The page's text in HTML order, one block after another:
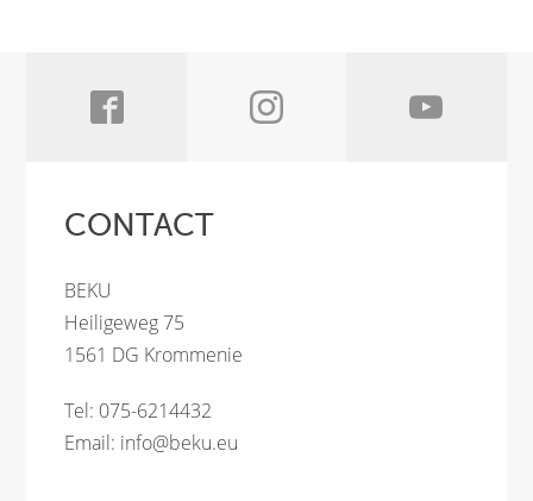
CONTACT
BEKU
Heiligeweg 75
1561 DG Krommenie
Tel: 075-6214432
Email: info@beku.eu